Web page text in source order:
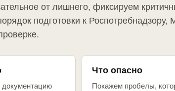
от лишнего, фиксируем
подготовки к
Что опасно
Покажем пробелы,